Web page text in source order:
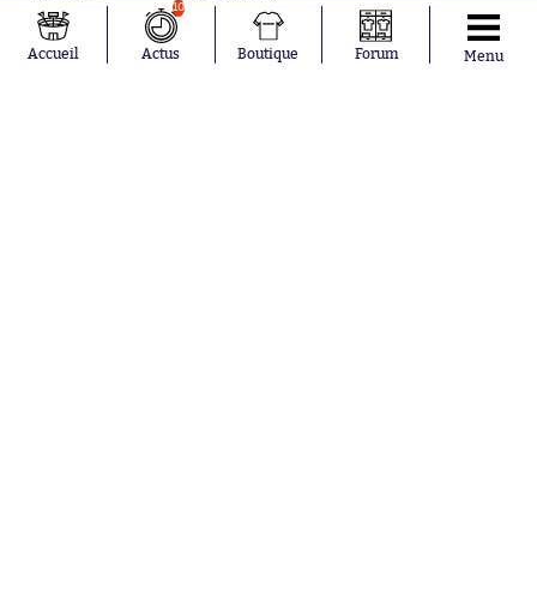
Niakhaté
Nicolás
Tagliafico
RC Strasbourg
Accueil
10
Actus Boutique Forum Menu